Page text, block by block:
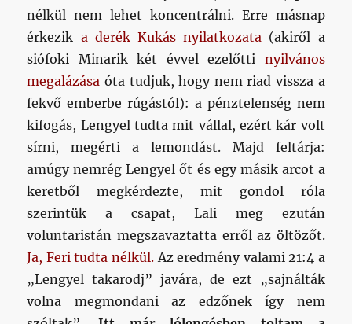
nélkül nem lehet koncentrálni. Erre másnap
érkezik a derék Kukás nyilatkozata (akiről a
siófoki Minarik két évvel ezelőtti nyilvános
megalázása óta tudjuk, hogy nem riad vissza a
fekvő emberbe rúgástól): a pénztelenség nem
kifogás, Lengyel tudta mit vállal, ezért kár volt
sírni, megérti a lemondást. Majd feltárja:
amúgy nemrég Lengyel őt és egy másik arcot a
keretből megkérdezte, mit gondol róla
szerintük a csapat, Lali meg ezután
voluntaristán megszavaztatta erről az öltözőt.
Ja, Feri tudta nélkül. Az eredmény valami 21:4 a
„Lengyel takarodj” javára, de ezt „sajnálták
volna megmondani az edzőnek így nem